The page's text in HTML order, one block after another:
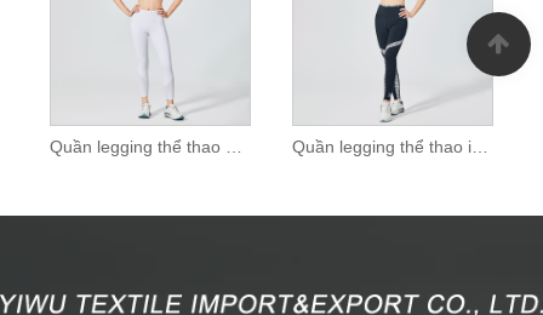
Quần legging thể thao màu trắng tinh khiết dành cho nữ có lưới Quần legging thể thao in báo trắng cho nữ